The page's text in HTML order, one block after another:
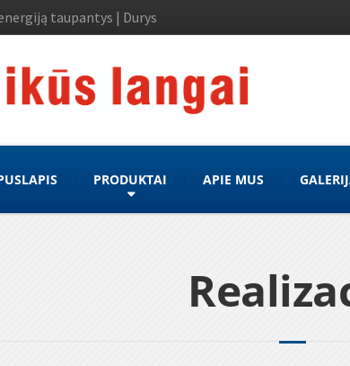
taupantys | Durys
PRODUKTAI APIE MUS